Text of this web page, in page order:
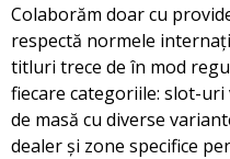
Colaborăm doar cu
respectă normele
titluri trece de în mod
fiecare categoriile: slot-
de masă cu diverse
dealer și zone specifice